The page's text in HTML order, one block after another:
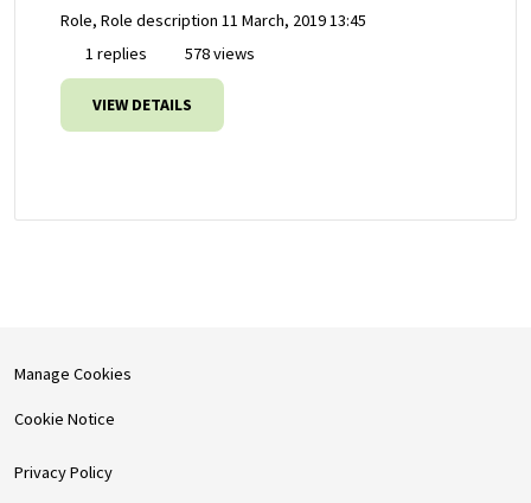
Role, Role description 11 March, 2019 13:45
1 replies
578 views
VIEW DETAILS
Manage Cookies
Cookie Notice
Privacy Policy